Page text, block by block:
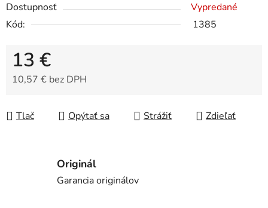
Dostupnosť
Vypredané
Kód:
1385
13 €
10,57 € bez DPH
Tlač
Opýtať sa Strážiť Zdieľať
Originál
Garancia originálov